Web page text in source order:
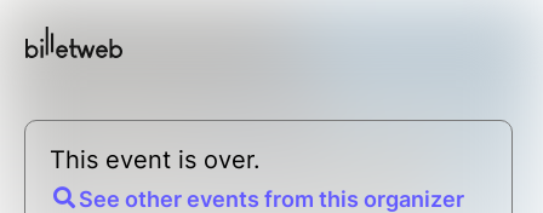
This event is over.
See other events from this organizer